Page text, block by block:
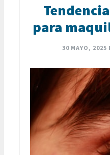
para
30 MAYO, 2025